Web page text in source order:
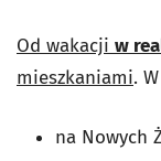
Od wakacji w
mieszkaniami.
na Nowych